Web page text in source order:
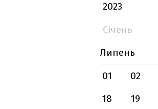
2023
Січень
Липень
01
02
18
19